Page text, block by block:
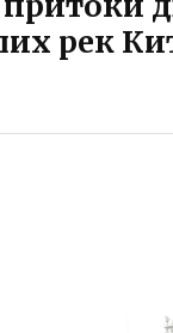
рек